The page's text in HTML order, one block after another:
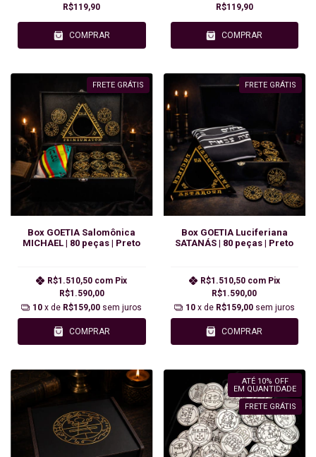
R$119,90
COMPRAR
R$119,90
COMPRAR
FRETE GRÁTIS
Box GOETIA Salomônica
MICHAEL | 80 peças | Preto
R$1.590,00
R$1.510,50 com Pix
10 x de R$159,00 sem juros
COMPRAR
FRETE GRÁTIS
Box GOETIA Luciferiana
SATANÁS | 80 peças | Preto
R$1.590,00
R$1.510,50 com Pix
10 x de R$159,00 sem juros
COMPRAR
ATÉ 10% OFF
EM QUANTIDADE
FRETE GRÁTIS